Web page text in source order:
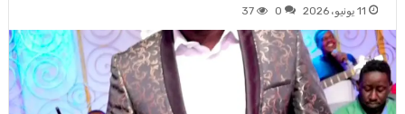
11 يونيو، 2026 0
37